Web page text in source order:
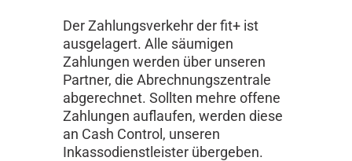
Der Zahlungsverkehr der fit+ ist
ausgelagert. Alle säumigen
Zahlungen werden über unseren
Partner, die Abrechnungszentrale
abgerechnet. Sollten mehre offene
Zahlungen auflaufen, werden diese
an Cash Control, unseren
Inkassodienstleister übergeben.